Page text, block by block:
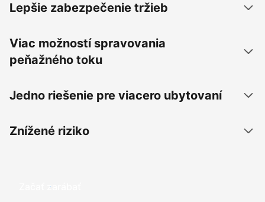
Lepšie zabezpečenie tržieb
Viac možností spravovania
peňažného toku
Jedno riešenie pre viacero ubytovaní
Znížené riziko
Začať zarábať